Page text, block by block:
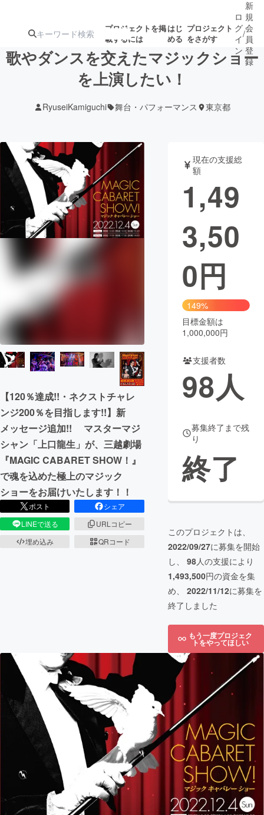
プロジェクトを掲
載するには
はじ
める
プロジェクト
をさがす
ターン
注目の新着プロ
ジェクト
ロジェクト
もうすぐ公開
されます
アート・写真 音楽
テクノロジー・ガジェット ゲーム・サ
映像・映画
ビジネス・起業
まちづくり・地域活性化
CAMPFIRE for Social Good
CAMPFIRE Creation
CAMPFIREふるさと納税machi-ya コミュニティ
ロ
グ
イ
ン
/
新
規
会
員
登
録
歌やダンスを交えたマジックショー
を上演したい！
RyuseiKamiguchi 舞台・パフォーマンス 東京都
【120％達成!!・ネクストチャレ
ンジ200％を目指します!!】新
メッセージ追加!! マスターマジ
シャン「上口龍生」が、三越劇場
『MAGIC CABARET SHOW！』
で魂を込めた極上のマジック
ショーをお届けいたします！！
ポスト
シェア
LINEで送る
URLコピー
埋め込み
QRコード
現在の支援総
額
1,49
3,50
0円
149%
目標金額は
1,000,000円
支援者数
98人
募集終了まで残
り
終了
このプロジェクトは、
2022/09/27に募集を開始
し、 98人の支援により
1,493,500円の資金を集
め、 2022/11/12に募集を
終了しました
もう一度プロジェク
トをやってほしい